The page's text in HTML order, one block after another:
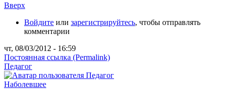
Вверх
Войдите или зарегистрируйтесь, чтобы отправлять
комментарии
чт, 08/03/2012 - 16:59
Постоянная ссылка (Permalink)
Педагог
Наболевшее